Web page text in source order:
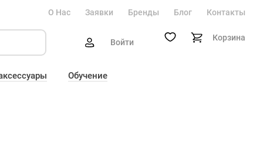
О Нас Заявки Бренды Блог Контакты
Войти Корзина
Обучение